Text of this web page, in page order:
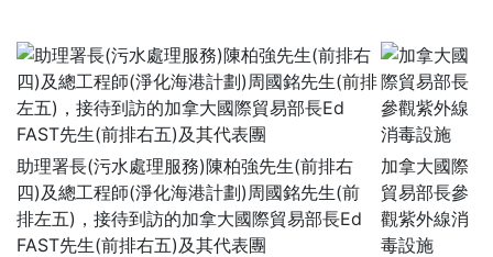
助理署長(污水處理服務)陳柏強先生(前排右
四)及總工程師(淨化海港計劃)周國銘先生(前
排左五)，接待到訪的加拿大國際貿易部長Ed
FAST先生(前排右五)及其代表團
加拿大國際
貿易部長參
觀紫外線消
毒設施